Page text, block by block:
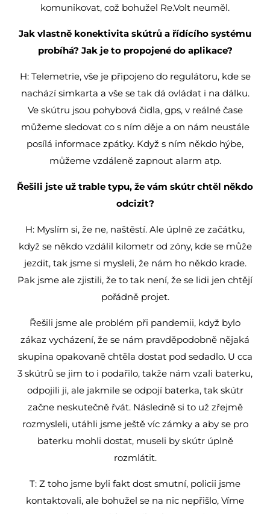
komunikovat, což bohužel Re.Volt neuměl.
Jak vlastně konektivita skútrů a řídícího systému
probíhá? Jak je to propojené do aplikace?
H: Telemetrie, vše je připojeno do regulátoru, kde se
nachází simkarta a vše se tak dá ovládat i na dálku.
Ve skútru jsou pohybová čidla, gps, v reálné čase
můžeme sledovat co s ním děje a on nám neustále
posílá informace zpátky. Když s ním někdo hýbe,
můžeme vzdáleně zapnout alarm atp.
Řešili jste už trable typu, že vám skútr chtěl někdo
odcizit?
H: Myslím si, že ne, naštěstí. Ale úplně ze začátku,
když se někdo vzdálil kilometr od zóny, kde se může
jezdit, tak jsme si mysleli, že nám ho někdo krade.
Pak jsme ale zjistili, že to tak není, že se lidi jen chtějí
pořádně projet.
Řešili jsme ale problém při pandemii, když bylo
zákaz vycházení, že se nám pravděpodobně nějaká
skupina opakovaně chtěla dostat pod sedadlo. U cca
3 skútrů se jim to i podařilo, takže nám vzali baterku,
odpojili ji, ale jakmile se odpojí baterka, tak skútr
začne neskutečně řvát. Následně si to už zřejmě
rozmysleli, utáhli jsme ještě víc zámky a aby se pro
baterku mohli dostat, museli by skútr úplně
rozmlátit.
T: Z toho jsme byli fakt dost smutní, policii jsme
kontaktovali, ale bohužel se na nic nepřišlo, Víme